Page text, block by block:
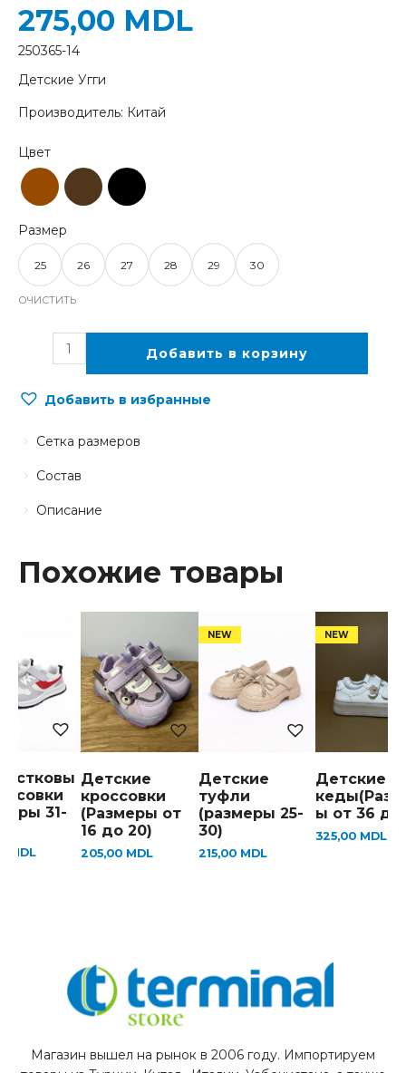
Детские Угги
Производитель: Китай
275,00 MDL
25 26 27 28 29 30
ОЧИСТИТЬ
Добавить в корзину
Добавить в избранные
250365-14
Описание
Состав
Сетка размеров
Похожие товары
31-
MDL
Детские
кроссовки
(Размеры от
16 до 20)
205,00 MDL
Детские
туфли
(размеры 25-
30)
215,00 MDL
Детские
ы от 36 до
325,00 MDL
Магазин вышел на рынок в 2006 году. Импортируем